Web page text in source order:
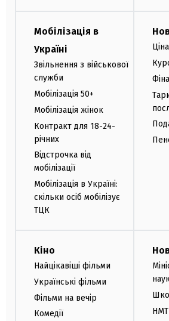
Мобілізація в
Україні
Звільнення з військової
служби
Мобілізація 50+
Мобілізація жінок
Контракт для 18-24-
річних
Відстрочка від
мобілізації
Мобілізація в Україні:
скільки осіб мобілізує
ТЦК
Кіно
Найцікавіші фільми
Українські фільми
Фільми на вечір
Комедії
НМТ